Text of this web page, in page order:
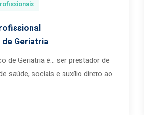
Geriatria
de Geriatria é… ser prestador de
saúde, sociais e auxílio direto ao